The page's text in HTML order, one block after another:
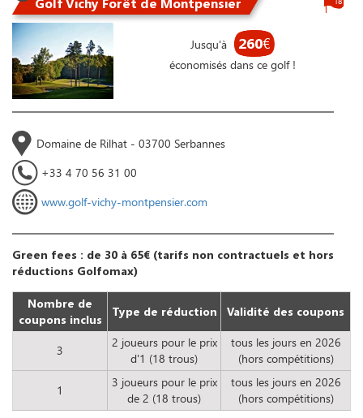
Jusqu'à 260€
économisés dans ce golf !
Domaine de Rilhat - 03700 Serbannes
+33 4 70 56 31 00
www.golf-vichy-montpensier.com
Green fees : de 30 à 65€ (tarifs non contractuels et hors
réductions Golfomax)
Nombre de
coupons inclus
Type de réduction Validité des coupons
3
2 joueurs pour le prix
d'1 (18 trous)
tous les jours en 2026
(hors compétitions)
1
3 joueurs pour le prix
de 2 (18 trous)
tous les jours en 2026
(hors compétitions)